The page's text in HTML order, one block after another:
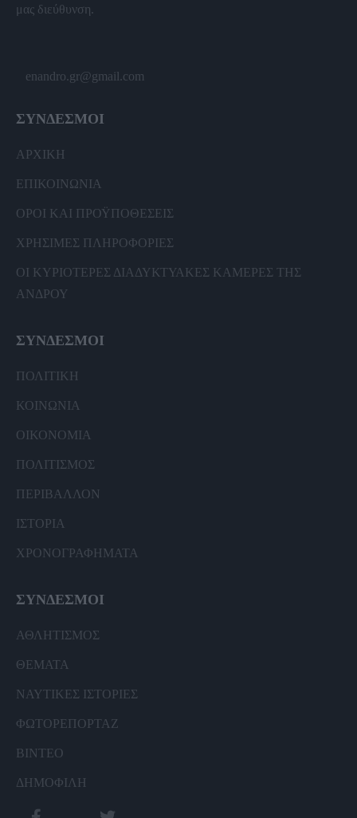
μας διεύθυνση.
enandro.gr@gmail.com
ΣΥΝΔΕΣΜΟΙ
ΑΡΧΙΚΗ
ΕΠΙΚΟΙΝΩΝΙΑ
ΟΡΟΙ ΚΑΙ ΠΡΟΫΠΟΘΕΣΕΙΣ
ΧΡΗΣΙΜΕΣ ΠΛΗΡΟΦΟΡΙΕΣ
ΟΙ ΚΥΡΙΟΤΕΡΕΣ ΔΙΑΔΥΚΤΥΑΚΕΣ ΚΑΜΕΡΕΣ ΤΗΣ
ΑΝΔΡΟΥ
ΣΥΝΔΕΣΜΟΙ
ΠΟΛΙΤΙΚΗ
ΚΟΙΝΩΝΙΑ
ΟΙΚΟΝΟΜΙΑ
ΠΟΛΙΤΙΣΜΟΣ
ΠΕΡΙΒΑΛΛΟΝ
ΙΣΤΟΡΙΑ
ΧΡΟΝΟΓΡΑΦΗΜΑΤΑ
ΣΥΝΔΕΣΜΟΙ
ΑΘΛΗΤΙΣΜΟΣ
ΘΕΜΑΤΑ
ΝΑΥΤΙΚΕΣ ΙΣΤΟΡΙΕΣ
ΦΩΤΟΡΕΠΟΡΤΑΖ
ΒΙΝΤΕΟ
ΔΗΜΟΦΙΛΗ